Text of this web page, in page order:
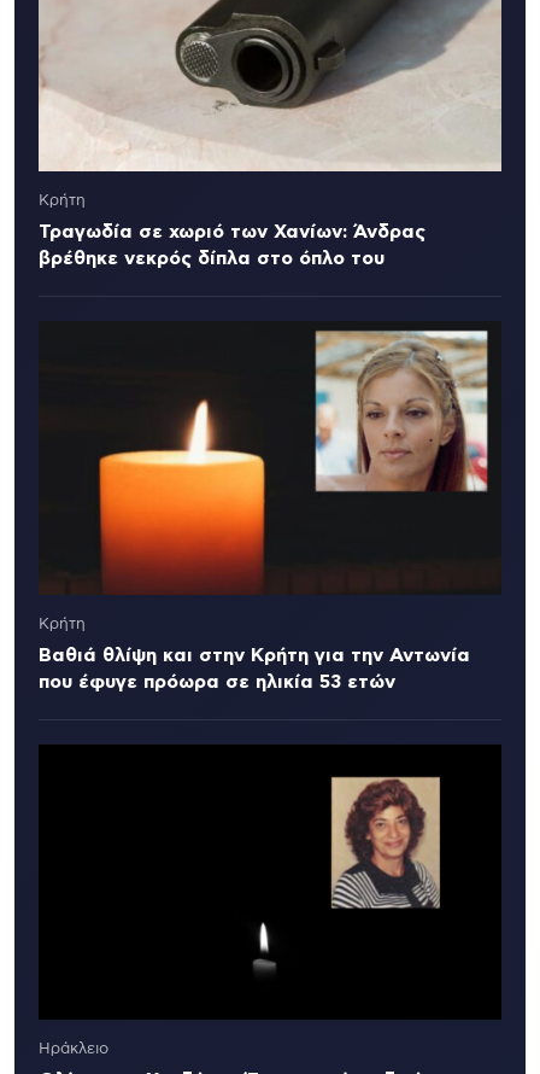
Κρήτη
Τραγωδία σε χωριό των Χανίων: Άνδρας
βρέθηκε νεκρός δίπλα στο όπλο του
Κρήτη
Βαθιά θλίψη και στην Κρήτη για την Αντωνία
που έφυγε πρόωρα σε ηλικία 53 ετών
Ηράκλειο